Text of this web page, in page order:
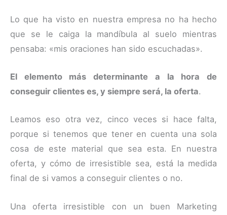
Lo que ha visto en nuestra empresa no ha hecho
que se le caiga la mandíbula al suelo mientras
pensaba: «mis oraciones han sido escuchadas».
El elemento más determinante a la hora de
conseguir clientes es, y siempre será, la oferta.
Leamos eso otra vez, cinco veces si hace falta,
porque si tenemos que tener en cuenta una sola
cosa de este material que sea esta. En nuestra
oferta, y cómo de irresistible sea, está la medida
final de si vamos a conseguir clientes o no.
Una oferta irresistible con un buen Marketing